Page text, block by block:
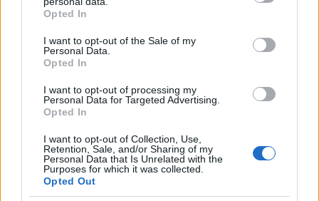
Opted In
I want to opt-out of the Sale of my
Personal Data.
Opted In
I want to opt-out of processing my
Personal Data for Targeted Advertising.
Opted In
I want to opt-out of Collection, Use,
Retention, Sale, and/or Sharing of my
Personal Data that Is Unrelated with the
Purposes for which it was collected.
Opted Out